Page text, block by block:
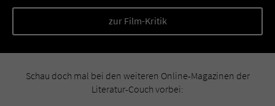
zur Film-Kritik
Schau doch mal bei den weiteren Online-Magazinen der
Literatur-Couch vorbei: